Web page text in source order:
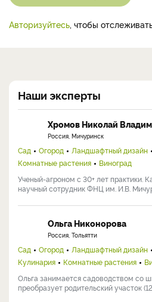
Авторизуйтесь , чтобы
Наши эксперты
Хромов Николай
Россия, Мичуринск
Сад Огород Ландшафтный дизайн
Комнатные растения
Виноград
Ученый-агроном с 30+ лет практики.
научный сотрудник ФНЦ им. И.В.
Ольга Никонорова
Россия, Тольятти
Сад Огород Ландшафтный дизайн
Кулинария
Комнатные растения
Ольга занимается садоводством со
преобразует родительский участок